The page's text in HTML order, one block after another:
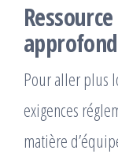
Pour aller plus
exigences
matière